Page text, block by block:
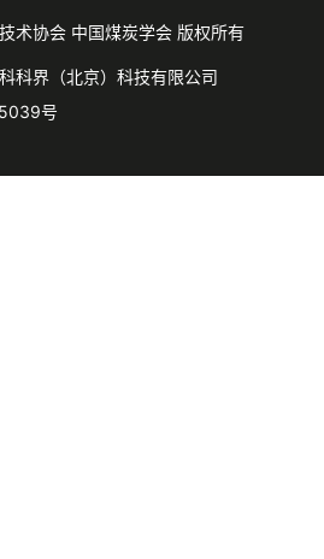
术协会 中国煤炭学会 版权所有
科界（北京）科技有限公司
号